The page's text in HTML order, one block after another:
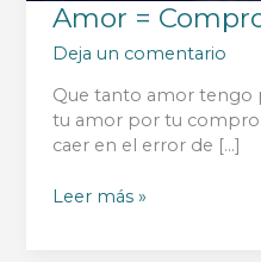
Amor =
Deja un comentario
Que tanto amor tengo
tu amor por tu
caer en el error de […]
Amor
Leer más »